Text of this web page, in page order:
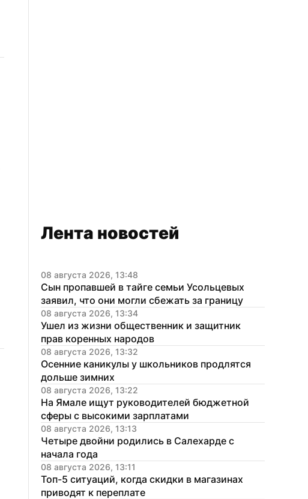
Лента новостей
08 августа 2026, 13:48
Сын пропавшей в тайге семьи Усольцевых
заявил, что они могли сбежать за границу
08 августа 2026, 13:34
Ушел из жизни общественник и защитник
прав коренных народов
08 августа 2026, 13:32
Осенние каникулы у школьников продлятся
дольше зимних
08 августа 2026, 13:22
На Ямале ищут руководителей бюджетной
сферы с высокими зарплатами
08 августа 2026, 13:13
Четыре двойни родились в Салехарде с
начала года
08 августа 2026, 13:11
Топ-5 ситуаций, когда скидки в магазинах
приводят к переплате